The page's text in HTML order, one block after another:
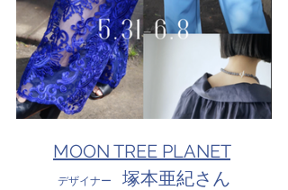
MOON TREE PLANET
デザイナー 塚本亜紀さん